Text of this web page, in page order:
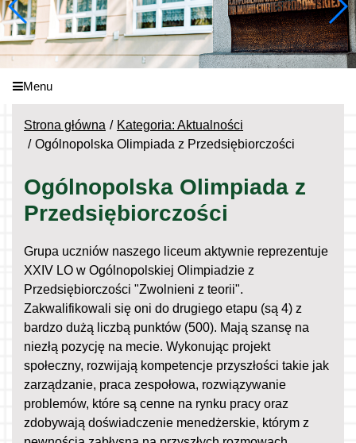
Menu
Strona główna
Kategoria: Aktualności
Ogólnopolska Olimpiada z Przedsiębiorczości
Ogólnopolska Olimpiada z
Przedsiębiorczości
Grupa uczniów naszego liceum aktywnie reprezentuje
XXIV LO w Ogólnopolskiej Olimpiadzie z
Przedsiębiorczości "Zwolnieni z teorii".
Zakwalifikowali się oni do drugiego etapu (są 4) z
bardzo dużą liczbą punktów (500). Mają szansę na
niezłą pozycję na mecie. Wykonując projekt
społeczny, rozwijają kompetencje przyszłości takie jak
zarządzanie, praca zespołowa, rozwiązywanie
problemów, które są cenne na rynku pracy oraz
zdobywają doświadczenie menedżerskie, którym z